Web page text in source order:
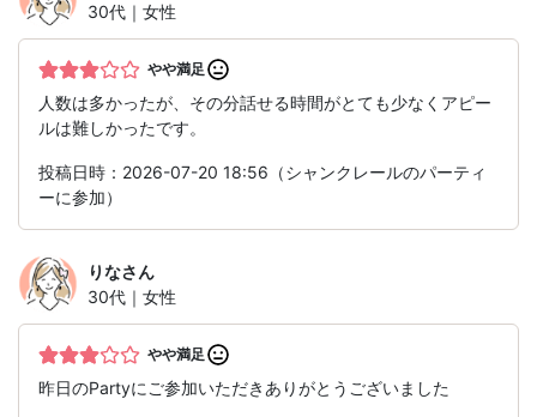
30代｜女性
やや満足
人数は多かったが、その分話せる時間がとても少なくアピー
ルは難しかったです。
投稿日時：2026-07-20 18:56（シャンクレールのパーティ
ーに参加）
りなさん
30代｜女性
やや満足
昨日のPartyにご参加いただきありがとうございました